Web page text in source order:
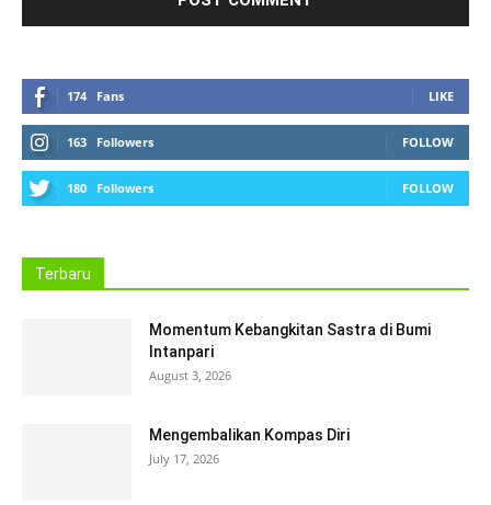
174 Fans LIKE
163 Followers FOLLOW
180 Followers FOLLOW
Terbaru
Momentum Kebangkitan Sastra di Bumi
Intanpari
August 3, 2026
Mengembalikan Kompas Diri
July 17, 2026